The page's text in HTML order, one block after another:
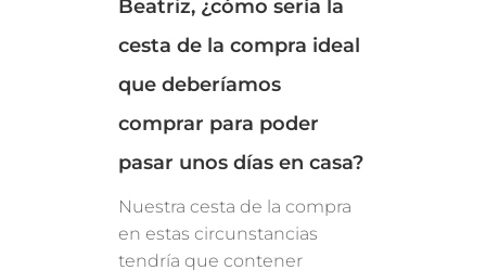
Beatriz, ¿cómo sería la
cesta de la compra ideal
que deberíamos
comprar para poder
pasar unos días en casa?
Nuestra cesta de la compra
en estas circunstancias
tendría que contener